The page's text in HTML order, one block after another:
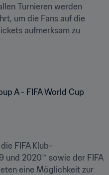
Turnieren werden
um die Fans auf die
aufmerksam zu
FIFA Klub-
und 2020™ sowie der FIFA
eine Möglichkeit zur